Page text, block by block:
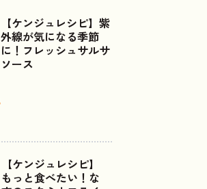
【ケンジュレシピ】紫
外線が気になる季節
に！フレッシュサルサ
ソース
【ケンジュレシピ】
もっと食べたい！な